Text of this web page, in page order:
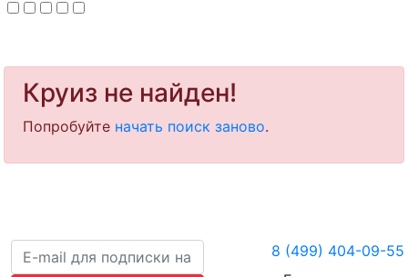
Круиз не найден!
Попробуйте начать поиск заново.
8 (499) 404-09-55